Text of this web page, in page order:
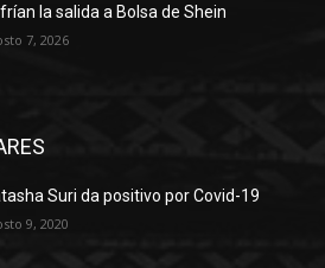
la salida a Bolsa de Shein
7, 2026
Suri da positivo por Covid-19
9, 2020